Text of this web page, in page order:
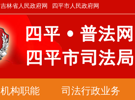
吉林省人民政府网 四平市人民政府网
机构职能 司法行政业务